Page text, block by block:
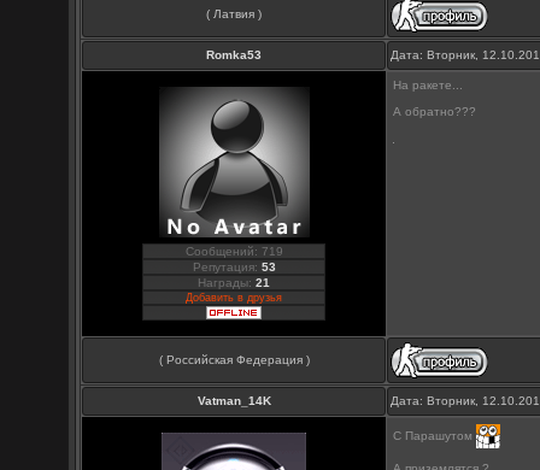
( Латвия )
Romka53 Дата: Вторник,
Сообщений: 719
Репутация: 53
Награды:21
Добавить в друзья
На ракете...
А обратно???
( Российская Федерация )
Vatman_14K Дата: Вторник,
С Парашутом